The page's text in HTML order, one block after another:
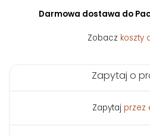
Darmowa dostawa do
Zobacz koszty
Zapytaj o
Zapytaj przez